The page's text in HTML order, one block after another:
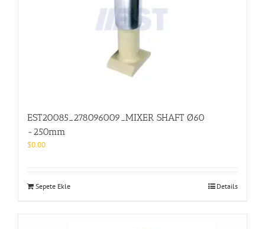
EST20085_278096009_MIXER SHAFT Ø60
-250mm
$0.00
Sepete Ekle Details